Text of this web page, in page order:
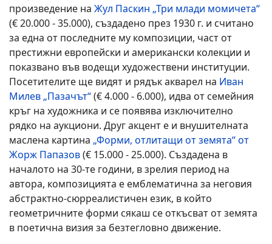
произведение на Жул Паскин „Три млади момичета“
(€ 20.000 - 35.000), създадено през 1930 г. и считано
за една от последните му композиции, част от
престижни европейски и американски колекции и
показвано във водещи художествени институции.
Посетителите ще видят и рядък акварел на Иван
Милев „Пазачът“(€ 4.000 - 6.000), идва от семейния
кръг на художника и се появява изключително
рядко на аукциони. Друг акцент е и внушителната
маслена картина „Форми, отлитащи от земята“ от
Жорж Папазов(€ 15.000 - 25.000). Създадена в
началото на 30-те години, в зрелия период на
автора, композицията е емблематична за неговия
абстрактно-сюрреалистичен език, в който
геометричните форми сякаш се откъсват от земята
в поетична визия за безтегловно движение.